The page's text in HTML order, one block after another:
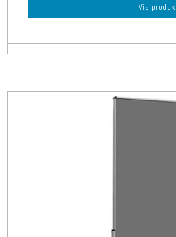
Vis